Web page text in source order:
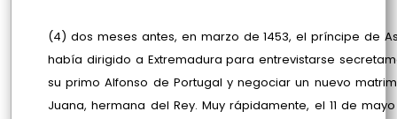
(4) dos meses antes, en marzo de 1453, el príncipe de
había dirigido a Extremadura para entrevistarse
su primo Alfonso de Portugal y negociar un nuevo
Juana, hermana del Rey. Muy rápidamente, el 11 de